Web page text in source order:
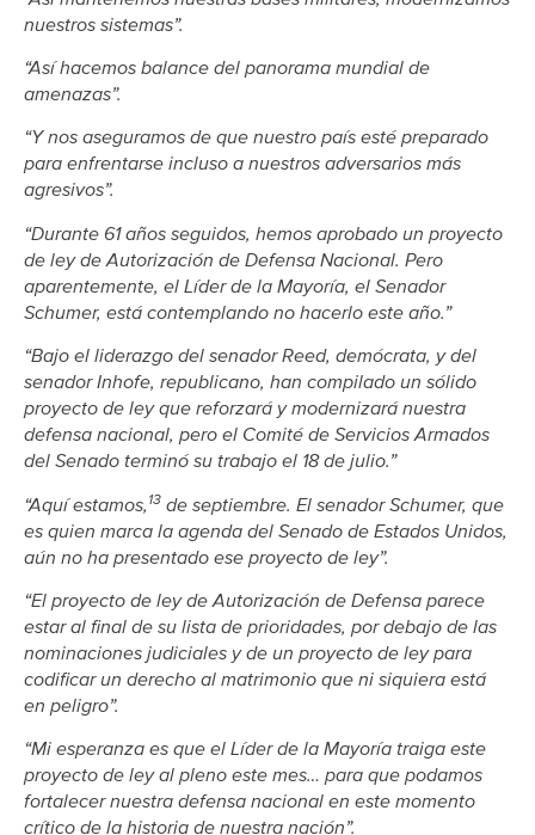
nuestros sistemas”.
“Así hacemos balance del panorama mundial de
amenazas”.
“Y nos aseguramos de que nuestro país esté preparado
para enfrentarse incluso a nuestros adversarios más
agresivos”.
“Durante 61 años seguidos, hemos aprobado un proyecto
de ley de Autorización de Defensa Nacional. Pero
aparentemente, el Líder de la Mayoría, el Senador
Schumer, está contemplando no hacerlo este año.”
“Bajo el liderazgo del senador Reed, demócrata, y del
senador Inhofe, republicano, han compilado un sólido
proyecto de ley que reforzará y modernizará nuestra
defensa nacional, pero el Comité de Servicios Armados
del Senado terminó su trabajo el 18 de julio.”
“Aquí estamos, 13 de septiembre. El senador Schumer, que
es quien marca la agenda del Senado de Estados Unidos,
aún no ha presentado ese proyecto de ley”.
“El proyecto de ley de Autorización de Defensa parece
estar al final de su lista de prioridades, por debajo de las
nominaciones judiciales y de un proyecto de ley para
codificar un derecho al matrimonio que ni siquiera está
en peligro”.
“Mi esperanza es que el Líder de la Mayoría traiga este
proyecto de ley al pleno este mes… para que podamos
fortalecer nuestra defensa nacional en este momento
crítico de la historia de nuestra nación”.